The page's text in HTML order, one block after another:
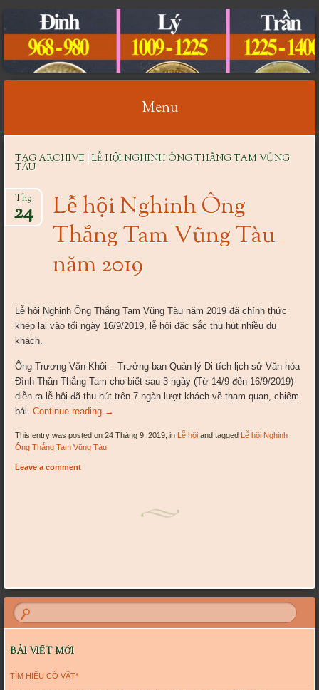
CỔ VẬT VIỆT NAM
Menu
to
TAG ARCHIVE | LỄ HỘI NGHINH ÔNG THẮNG TAM VŨNG
TÀU
Lễ hội Nghinh Ông
Thắng Tam Vũng Tàu
năm 2019
Th9
24
Lễ hội Nghinh Ông Thắng Tam Vũng Tàu năm 2019 đã chính thức
khép lại vào tối ngày 16/9/2019, lễ hội đặc sắc thu hút nhiều du
khách.
Ông Trương Văn Khôi – Trưởng ban Quản lý Di tích lịch sử Văn hóa
Đình Thần Thắng Tam cho biết sau 3 ngày (Từ 14/9 đến 16/9/2019)
diễn ra lễ hội đã thu hút trên 7 ngàn lượt khách về tham quan, chiêm
bái.Continue reading →
This entry was posted on 24 Tháng 9, 2019, in Lễ hội and tagged Lễ hội Nghinh
Ông Thắng Tam Vũng Tàu
Leave a comment
BÀI VIẾT MỚI
TÌM HIỂU CỔ VẬT*